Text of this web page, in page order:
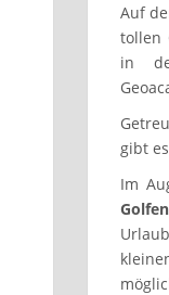
Auf
tollen
in
gibt
Im
Golfen